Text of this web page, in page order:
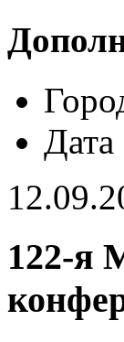
Дата
122-я